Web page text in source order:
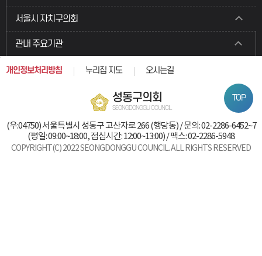
TOP
서울시 자치구의회
관내 주요기관
개인정보처리방침 누리집 지도 오시는길
성동구의회
SEONGDONGGU COUNCIL
(우:04750) 서울특별시 성동구 고산자로 266 (행당동) / 문의: 02-2286-6452~7
(평일: 09:00~18:00, 점심시간: 12:00~13:00) / 팩스: 02-2286-5948
COPYRIGHT(C) 2022 SEONGDONGGU COUNCIL. ALL RIGHTS RESERVED